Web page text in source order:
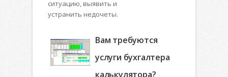
ситуацию, выявить и
устранить недочеты.
Вам требуются
услуги бухгалтера
калькулятора?